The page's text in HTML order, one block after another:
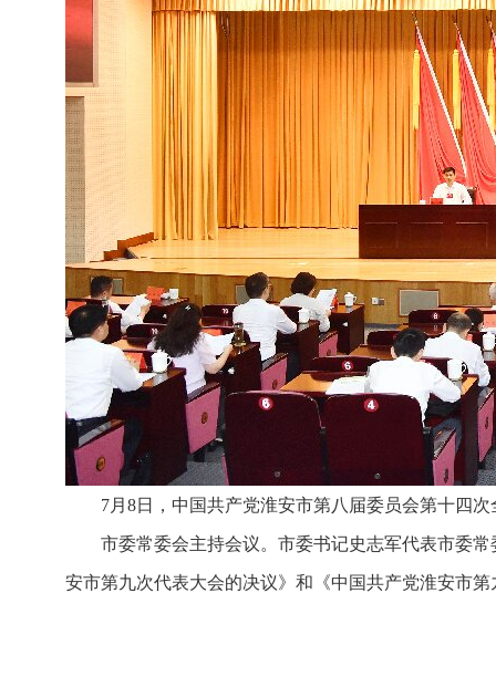
7月8日，中国共产党淮安市第八届委员会第十四
市委常委会主持会议。市委书记史志军代表市委
安市第九次代表大会的决议》和《中国共产党淮安市